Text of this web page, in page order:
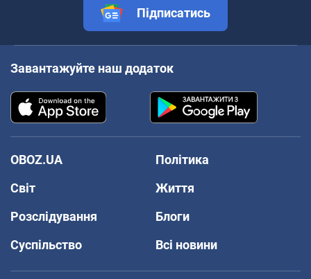
Підписатись
Завантажуйте наш додаток
OBOZ.UA
Політика
Світ
Життя
Розслідування
Блоги
Суспільство
Всі новини